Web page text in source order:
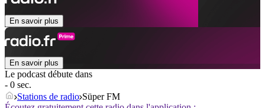
En savoir plus
En savoir plus
Le podcast débute dans
- 0 sec.
Stations de radio Süper FM